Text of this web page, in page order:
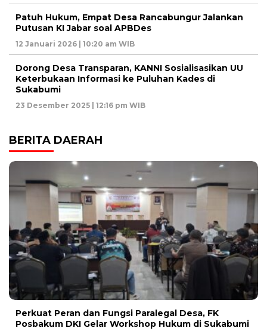
Patuh Hukum, Empat Desa Rancabungur Jalankan
Putusan KI Jabar soal APBDes
12 Januari 2026 | 10:20 am WIB
Dorong Desa Transparan, KANNI Sosialisasikan UU
Keterbukaan Informasi ke Puluhan Kades di
Sukabumi
23 Desember 2025 | 12:16 pm WIB
BERITA DAERAH
Perkuat Peran dan Fungsi Paralegal Desa, FK
Posbakum DKI Gelar Workshop Hukum di Sukabumi